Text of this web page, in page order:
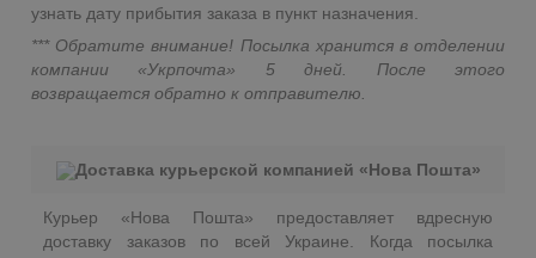
узнать дату прибытия заказа в пункт назначения.
*** Обратите внимание! Посылка хранится в отделении
компании «Укрпочта» 5 дней. После этого
возвращается обратно к отправителю.
Доставка курьерской компанией «Нова Пошта»
Курьер «Нова Пошта» предоставляет вдресную
доставку заказов по всей Украине. Когда посылка